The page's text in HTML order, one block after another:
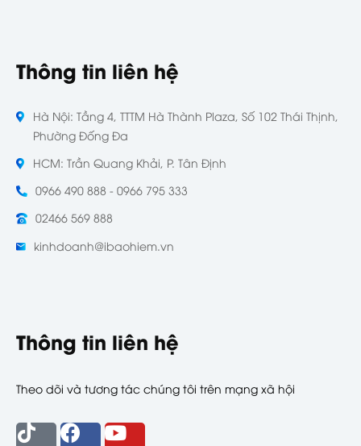
Thông tin liên hệ
Hà Nội: Tầng 4, TTTM Hà Thành Plaza, Số 102 Thái Thịnh,
Phường Đống Đa
HCM: Trần Quang Khải, P. Tân Định
0966 490 888 - 0966 795 333
02466 569 888
kinhdoanh@ibaohiem.vn
Thông tin liên hệ
Theo dõi và tương tác chúng tôi trên mạng xã hội